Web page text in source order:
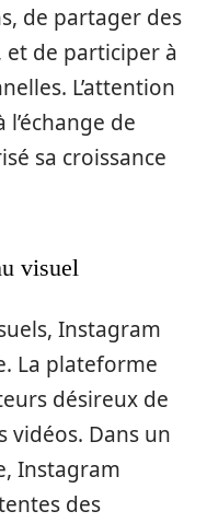
de partager des
et de participer à
L’attention
de
sa croissance
visuel
Instagram
La plateforme
désireux de
vidéos. Dans un
Instagram
des